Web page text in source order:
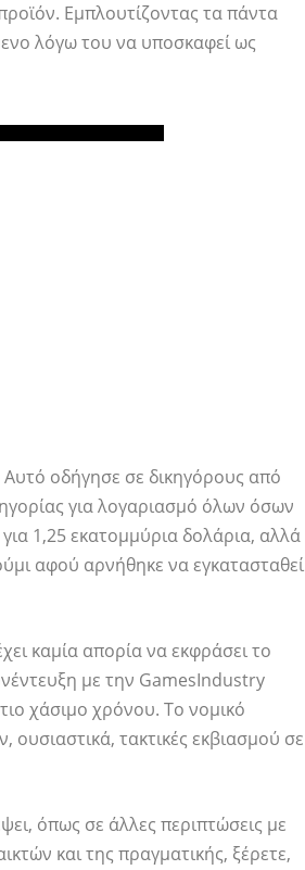
Εμπλουτίζοντας τα πάντα
λόγω του να υποσκαφεί ως
οδήγησε σε δικηγόρους από
για λογαριασμό όλων όσων
1,25 εκατομμύρια δολάρια, αλλά
αφού αρνήθηκε να εγκατασταθεί
καμία απορία να εκφράσει το
με την GamesIndustry
χάσιμο χρόνου. Το νομικό
τακτικές εκβιασμού σε
όπως σε άλλες περιπτώσεις με
και της πραγματικής, ξέρετε,